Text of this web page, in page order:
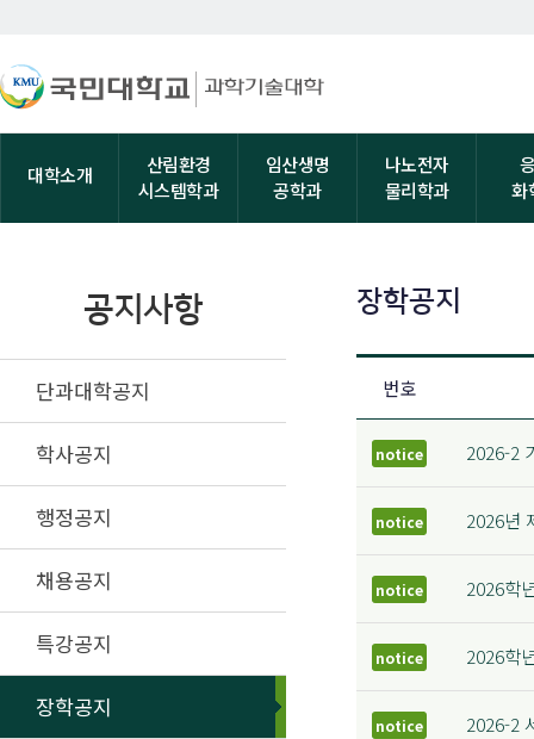
대학소개
산림환경
시스템학과
임산생명
공학과
나노전자
물리학과
화
공지사항
단과대학공지
학사공지
행정공지
채용공지
특강공지
장학공지
장학공지
번호
notice 2026-2
notice 2026년
notice 2026학
notice 2026학
notice 2026-2